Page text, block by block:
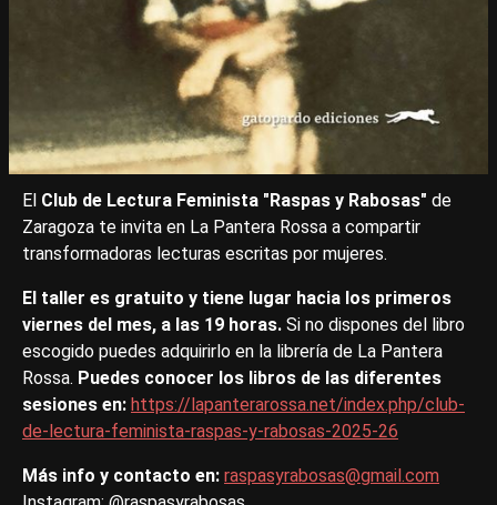
El Club de Lectura Feminista "Raspas y Rabosas" de
Zaragoza te invita en La Pantera Rossa a compartir
transformadoras lecturas escritas por mujeres.
El taller es gratuito y tiene lugar hacia los primeros
viernes del mes, a las 19 horas. Si no dispones del libro
escogido puedes adquirirlo en la librería de La Pantera
Rossa. Puedes conocer los libros de las diferentes
sesiones en: https://lapanterarossa.net/index.php/club-
de-lectura-feminista-raspas-y-rabosas-2025-26
Más info y contacto en: raspasyrabosas@gmail.com